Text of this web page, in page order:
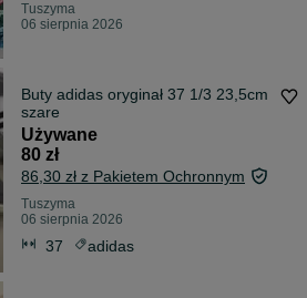
Tuszyma
06 sierpnia 2026
Buty adidas oryginał 37 1/3 23,5cm
szare
Używane
80 zł
86,30 zł z Pakietem Ochronnym
Tuszyma
06 sierpnia 2026
37 adidas